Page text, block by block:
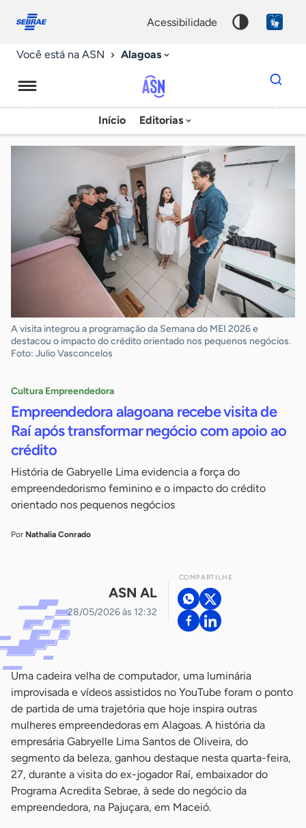
conosco
acessibilidade
Você está na ASN Alagoas
Agência
Sebrae
de
Notícias
Início Editorias
Dados
para
chave
A visita integrou a programação da Semana do MEI 2026 e
destacou o impacto do crédito orientado nos pequenos negócios.
Foto: Julio Vasconcelos
Cultura Empreendedora
Empreendedora alagoana recebe visita de
Raí após transformar negócio com apoio ao
crédito
História de Gabryelle Lima evidencia a força do
empreendedorismo feminino e o impacto do crédito
orientado nos pequenos negócios
Por Nathalia Conrado
ASN AL
28/05/2026 às 12:32
COMPARTILHE
Uma cadeira velha de computador, uma luminária
improvisada e vídeos assistidos no YouTube foram o ponto
de partida de uma trajetória que hoje inspira outras
mulheres empreendedoras em Alagoas. A história da
empresária Gabryelle Lima Santos de Oliveira, do
segmento da beleza, ganhou destaque nesta quarta-feira,
27, durante a visita do ex-jogador Raí, embaixador do
Programa Acredita Sebrae, à sede do negócio da
empreendedora, na Pajuçara, em Maceió.